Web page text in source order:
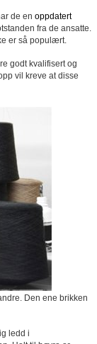
de en oppdatert
fra de ansatte.
er så populært.
godt kvalifisert og
vil kreve at disse
Den ene brikken
ledd i